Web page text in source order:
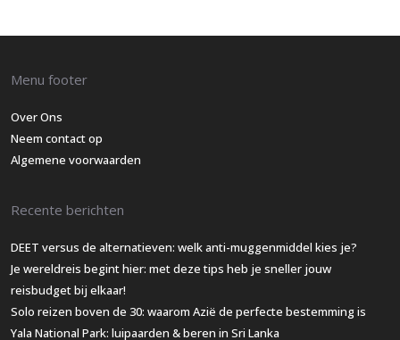
Menu footer
Over Ons
Neem contact op
Algemene voorwaarden
Recente berichten
DEET versus de alternatieven: welk anti-muggenmiddel kies je?
Je wereldreis begint hier: met deze tips heb je sneller jouw
reisbudget bij elkaar!
Solo reizen boven de 30: waarom Azië de perfecte bestemming is
Yala National Park: luipaarden & beren in Sri Lanka